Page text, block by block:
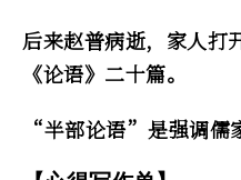
后来赵普病逝，家人打
《论语》二十篇。
“半部论语”是强调儒